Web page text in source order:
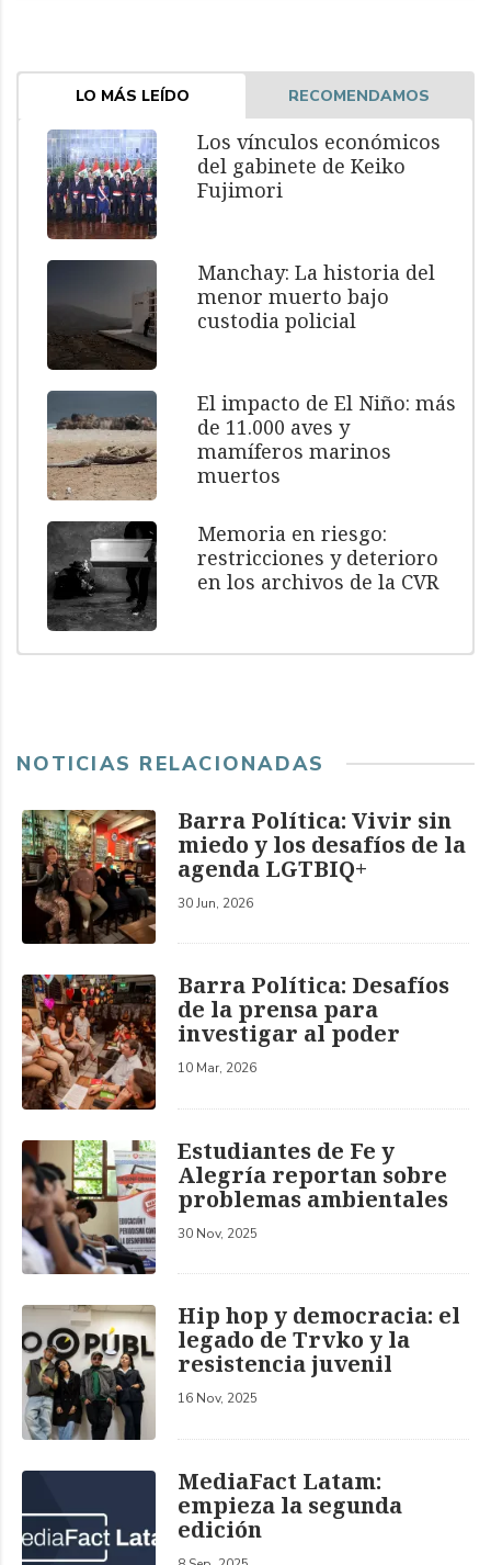
LO MÁS LEÍDO RECOMENDAMOS
Los vínculos económicos
del gabinete de Keiko
Fujimori
Manchay: La historia del
menor muerto bajo
custodia policial
El impacto de El Niño: más
de 11.000 aves y
mamíferos marinos
muertos
Memoria en riesgo:
restricciones y deterioro
en los archivos de la CVR
NOTICIAS RELACIONADAS
Barra Política: Vivir sin
miedo y los desafíos de la
agenda LGTBIQ+
30 Jun, 2026
Barra Política: Desafíos
de la prensa para
investigar al poder
10 Mar, 2026
Estudiantes de Fe y
Alegría reportan sobre
problemas ambientales
30 Nov, 2025
Hip hop y democracia: el
legado de Trvko y la
resistencia juvenil
16 Nov, 2025
MediaFact Latam:
empieza la segunda
edición